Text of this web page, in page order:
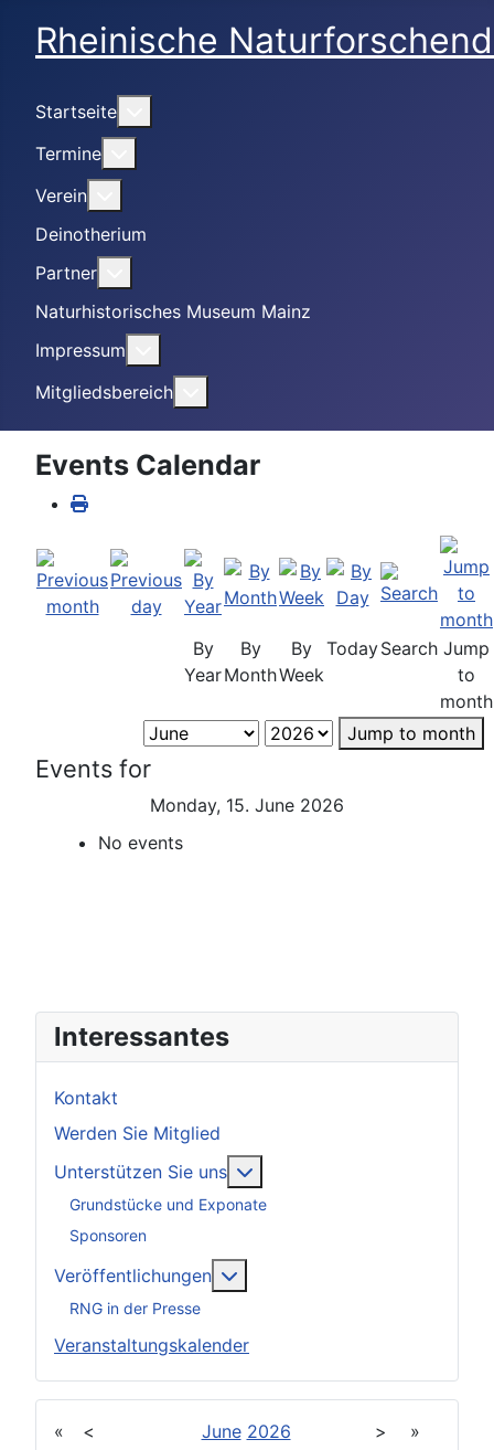
Rheinische
Startseite
Termine
Verein
Deinotherium
Partner
Naturhistorisches Museum Mainz
Impressum
Mitgliedsbereich
Events Calendar
By
Year
By
Month
By
Week
TodaySearch Jump
to
month
Jump to month
Events for
Monday, 15. June 2026
No events
Interessantes
Kontakt
Werden Sie Mitglied
Unterstützen Sie uns
Grundstücke und Exponate
Sponsoren
Veröffentlichungen
RNG in der Presse
Veranstaltungskalender
« < June 2026 >
»